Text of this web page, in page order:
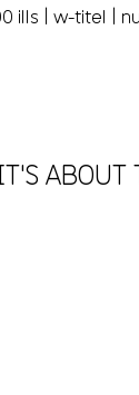
| w-titel |
ABOUT